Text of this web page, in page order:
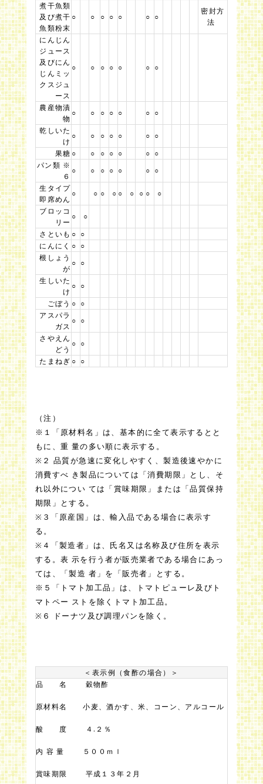
煮干魚類
及び煮干
魚類粉末
○ ○ ○ ○ ○ ○ ○
密封方
法
にんじん
ジュース
及びにん
じんミッ
クスジュ
ース
○ ○ ○ ○ ○ ○ ○
農産物漬
物
○ ○ ○ ○ ○ ○ ○
乾しいた
け
○ ○ ○ ○ ○ ○ ○
果糖 ○ ○ ○ ○ ○ ○ ○
パン類 ※
６
○ ○ ○ ○ ○ ○ ○
生タイプ
即席めん
○ ○ ○ ○ ○ ○ ○ ○
○
ブロッコ
リー
○
○
さといも ○ ○
にんにく ○ ○
根しょう
が
○ ○
生しいた
け
○ ○
ごぼう ○ ○
アスパラ
ガス
○ ○
さやえん
どう
○ ○
たまねぎ ○ ○
（注）
※１「原材料名」は、基本的に全て表示するとと
もに、重 量の多い順に表示する。
※２ 品質が急速に変化しやすく、製造後速やかに
消費すべ き製品については「消費期限」とし、そ
れ以外につい ては「賞味期限」または「品質保持
期限」とする。
※３「原産国」は、輸入品である場合に表示す
る。
※４「製造者」は、氏名又は名称及び住所を表示
する。表 示を行う者が販売業者である場合にあっ
ては、「製造 者」を「販売者」とする。
※５「トマト加工品」は、トマトピューレ及びト
マトペー ストを除くトマト加工品。
※６ ドーナツ及び調理パンを除く。
＜表示例（食酢の場合）＞
品 名 穀物酢
原材料名 小麦、酒かす、米、コーン、アルコール
酸 度 ４.２％
内 容 量 ５００ｍｌ
賞味期限 平成１３年２月